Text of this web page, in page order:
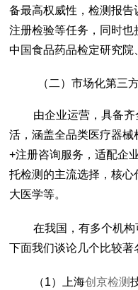
备最高权威性，检测报告
注册检验等任务，同时
中国食品药品检定研究院
（二）市场化第三
由企业运营，具备
活，涵盖全品类医疗器械
+注册咨询服务，适配企
托检测的主流选择，核心
大医学等。
在我国，有多个机构
下面我们谈论几个比较著
（1）上海创京检测